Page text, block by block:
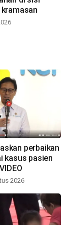
perbaikan
kasus pasien
2026